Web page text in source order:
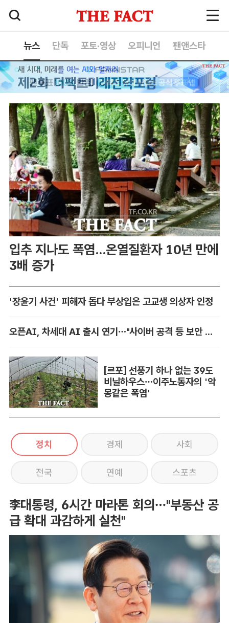
뉴스 단독 포토·영상 오피니언 팬앤스타
입추 지나도 폭염...온열질환자 10년 만에
3배 증가
'장윤기 사건' 피해자 돕다 부상입은 고교생 의상자 인정
오픈AI, 차세대 AI 출시 연기…"사이버 공격 등 보안 위험"
[르포] 선풍기 하나 없는 39도
비닐하우스…이주노동자의 '악
몽같은 폭염'
정치 경제 사회
전국 연예 스포츠
李대통령, 6시간 마라톤 회의…"부동산 공
급 확대 과감하게 실천"